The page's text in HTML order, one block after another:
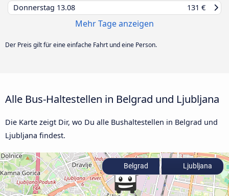
Donnerstag 13.08 131 €
Mehr Tage anzeigen
Der Preis gilt für eine einfache Fahrt und eine Person.
Alle Bus-Haltestellen in Belgrad und Ljubljana
Die Karte zeigt Dir, wo Du alle Bushaltestellen in Belgrad und
Ljubljana findest.
Belgrad Ljubljana